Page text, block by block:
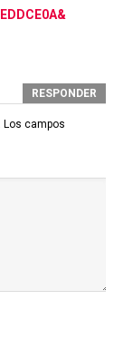
RESPONDER
Los campos